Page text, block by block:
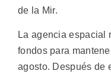
de la Mir.
La agencia espacial
fondos para
agosto. Después de